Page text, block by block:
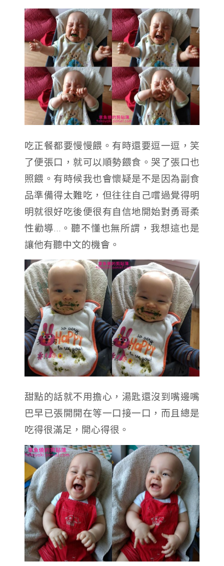
吃正餐都要慢慢餵。有時還要逗一逗，笑
了便張口，就可以順勢餵食。哭了張口也
照餵。有時候我也會懷疑是不是因為副食
品準備得太難吃，但往往自己嚐過覺得明
明就很好吃後便很有自信地開始對勇哥柔
性勸導…。聽不懂也無所謂，我想這也是
讓他有聽中文的機會。
甜點的話就不用擔心，湯匙還沒到嘴邊嘴
巴早已張開開在等一口接一口，而且總是
吃得很滿足，開心得很。